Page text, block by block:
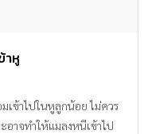
าหู
เข้าไปในหูลูกน้อย ไม่ควร
อาจทำให้แมลงหนีเข้าไป